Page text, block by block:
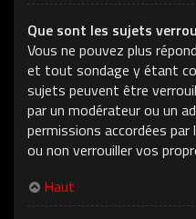
Que sont les sujets
Vous ne pouvez plus
et tout sondage y étant
sujets peuvent être
par un modérateur ou un
permissions accordées
ou non verrouiller vos
Haut